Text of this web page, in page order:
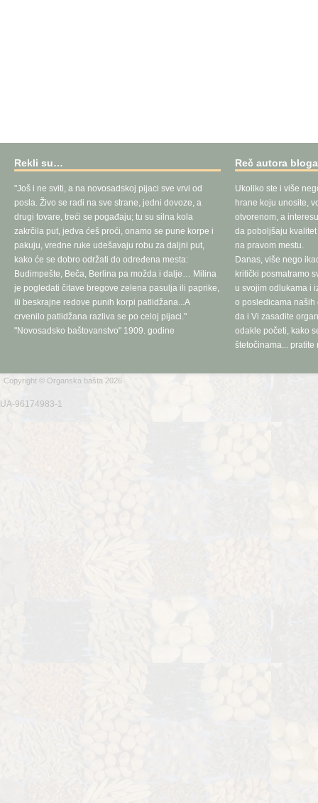
Rekli su…
"Još i ne sviti, a na novosadskoj pijaci sve vrvi od
posla. Živo se radi na sve strane, jedni dovoze, a
drugi tovare, treći se pogađaju; tu su silna kola
zakrčila put, jedva ćeš proći, onamo se pune korpe i
pakuju, vredne ruke udešavaju robu za daljni put,
kako će se dobro održati do određena mesta:
Budimpešte, Beča, Berlina pa možda i dalje… Milina
je pogledati čitave bregove zelena pasulja ili paprike,
ili beskrajne redove punih korpi patlidžana...A
crvenilo patlidžana razliva se po celoj pijaci."
"Novosadsko baštovanstvo" 1909. godine
Reč autora
Ukoliko ste i više
hrane koju unosite,
otvorenom, a
da poboljšaju
na pravom mestu.
Danas, više nego
kritički posmatramo
u svojim odlukama i
o posledicama naših
da i Vi zasadite
odakle početi, kako
štetočinama... pratite
Copyright © Organska bašta 2026
UA-96174983-1